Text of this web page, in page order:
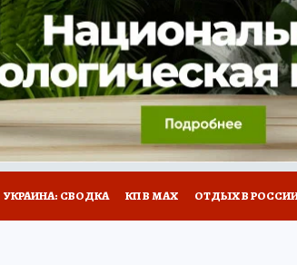
КОЛЛЕКЦИИ КОНКУРСЫ
САЙТЕ
УКРАИНА: СВОДКА КП В МАХ ОТДЫХ В